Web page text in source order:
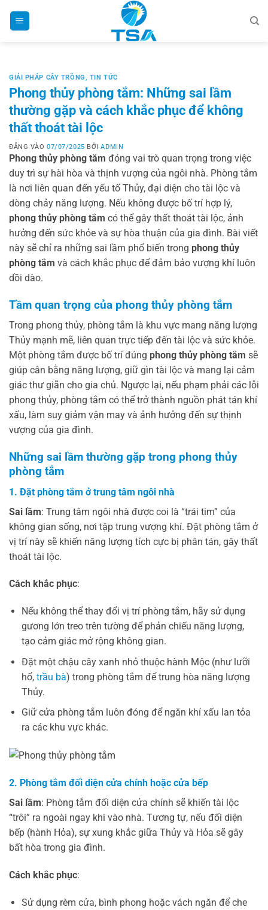
GIẢI PHÁP CÂY TRỒNG, TIN TỨC
Phong thủy phòng tắm: Những sai lầm
thường gặp và cách khắc phục để không
thất thoát tài lộc
ĐĂNG VÀO07/07/2025 BỞIADMIN
Phong thủy phòng tắm đóng vai trò quan trọng trong việc
duy trì sự hài hòa và thịnh vượng của ngôi nhà. Phòng tắm
là nơi liên quan đến yếu tố Thủy, đại diện cho tài lộc và
dòng chảy năng lượng. Nếu không được bố trí hợp lý,
phong thủy phòng tắm có thể gây thất thoát tài lộc, ảnh
hưởng đến sức khỏe và sự hòa thuận của gia đình. Bài viết
này sẽ chỉ ra những sai lầm phổ biến trong phong thủy
phòng tắm và cách khắc phục để đảm bảo vượng khí luôn
dồi dào.
Tầm quan trọng của phong thủy phòng tắm
Trong phong thủy, phòng tắm là khu vực mang năng lượng
Thủy mạnh mẽ, liên quan trực tiếp đến tài lộc và sức khỏe.
Một phòng tắm được bố trí đúng phong thủy phòng tắm sẽ
giúp cân bằng năng lượng, giữ gìn tài lộc và mang lại cảm
giác thư giãn cho gia chủ. Ngược lại, nếu phạm phải các lỗi
phong thủy, phòng tắm có thể trở thành nguồn phát tán khí
xấu, làm suy giảm vận may và ảnh hưởng đến sự thịnh
vượng của gia đình.
Những sai lầm thường gặp trong phong thủy
phòng tắm
1. Đặt phòng tắm ở trung tâm ngôi nhà
Sai lầm: Trung tâm ngôi nhà được coi là “trái tim” của
không gian sống, nơi tập trung vượng khí. Đặt phòng tắm ở
vị trí này sẽ khiến năng lượng tích cực bị phân tán, gây thất
thoát tài lộc.
Cách khắc phục:
Nếu không thể thay đổi vị trí phòng tắm, hãy sử dụng
gương lớn treo trên tường để phản chiếu năng lượng,
tạo cảm giác mở rộng không gian.
Đặt một chậu cây xanh nhỏ thuộc hành Mộc (như lưỡi
hổ,trầu bà) trong phòng tắm để trung hòa năng lượng
Thủy.
Giữ cửa phòng tắm luôn đóng để ngăn khí xấu lan tỏa
ra các khu vực khác.
2. Phòng tắm đối diện cửa chính hoặc cửa bếp
Sai lầm: Phòng tắm đối diện cửa chính sẽ khiến tài lộc
“trôi” ra ngoài ngay khi vào nhà. Tương tự, nếu đối diện
bếp (hành Hỏa), sự xung khắc giữa Thủy và Hỏa sẽ gây
bất hòa trong gia đình.
Cách khắc phục:
Sử dụng rèm cửa, bình phong hoặc vách ngăn để che